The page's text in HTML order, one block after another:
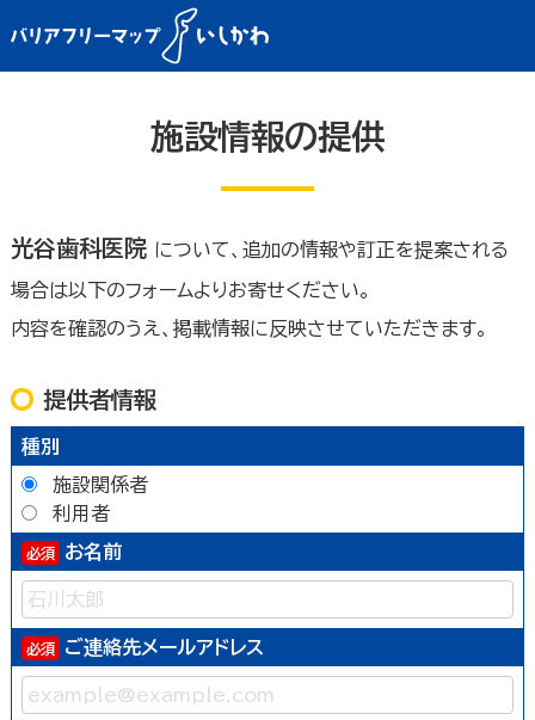
施設情報の提供
光谷歯科医院 について、追加の情報や訂正を提案される
場合は以下のフォームよりお寄せください。
内容を確認のうえ、掲載情報に反映させていただきます。
提供者情報
種別
施設関係者
利用者
お名前
ご連絡先メールアドレス